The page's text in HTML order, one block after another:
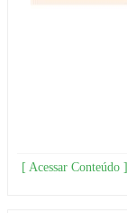
[ Acessar Conteúdo ]